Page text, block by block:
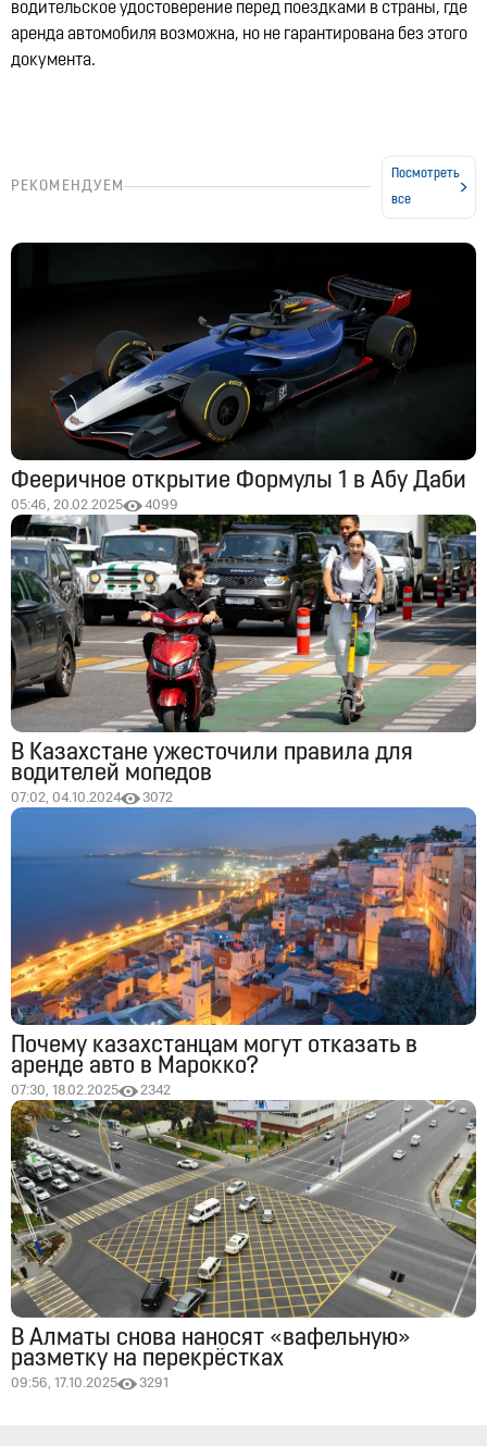
водительское удостоверение перед поездками в страны, где
аренда автомобиля возможна, но не гарантирована без этого
документа.
РЕКОМЕНДУЕМ
Посмотреть
все
Фееричное открытие Формулы 1 в Абу Даби
05:46, 20.02.2025 4099
В Казахстане ужесточили правила для
водителей мопедов
07:02, 04.10.2024 3072
Почему казахстанцам могут отказать в
аренде авто в Марокко?
07:30, 18.02.2025 2342
В Алматы снова наносят «вафельную»
разметку на перекрёстках
09:56, 17.10.2025 3291